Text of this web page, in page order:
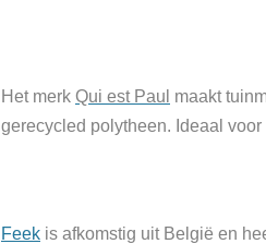
Het merk Qui est Paul maakt
gerecycled polytheen. Ideaal
Feek is afkomstig uit België en